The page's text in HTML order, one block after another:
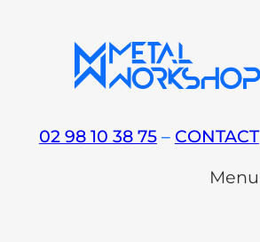
contenu
02 98 10 38 75– CONTACT
Menu